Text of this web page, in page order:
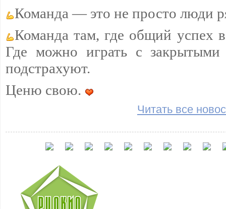
Команда — это не просто люди
Команда там, где общий успех
Где можно играть с закрытыми
подстрахуют.
Ценю свою.
Читать все